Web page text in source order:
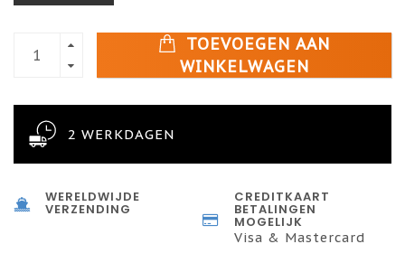
TOEVOEGEN AAN
WINKELWAGEN
2 WERKDAGEN
WERELDWIJDE
VERZENDING
CREDITKAART
BETALINGEN
MOGELIJK
Visa & Mastercard